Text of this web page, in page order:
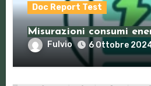
Doc Report Test
Misurazioni consumi
Fulvio 6 Ottobre